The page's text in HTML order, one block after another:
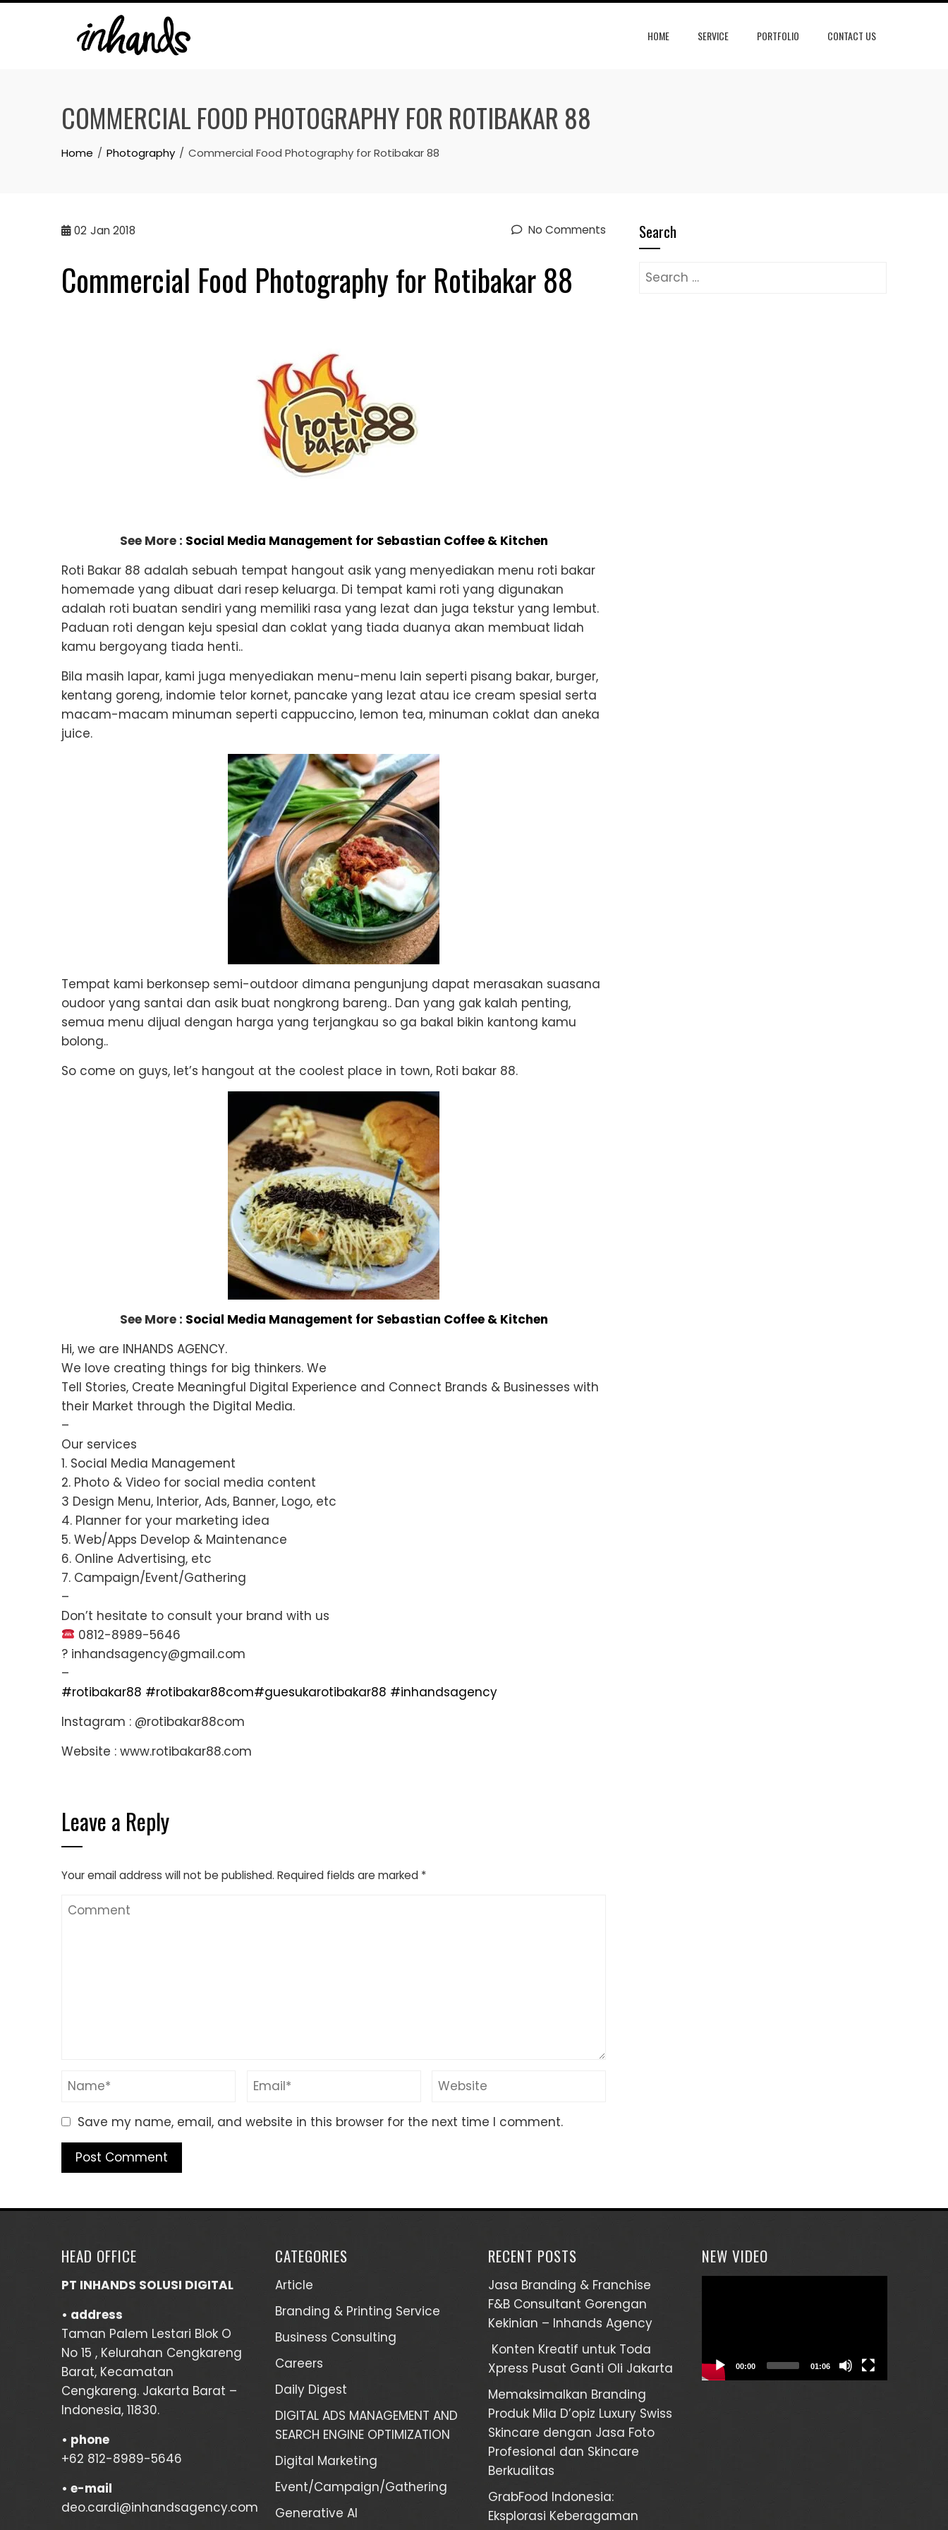
Skip
HOME SERVICE PORTFOLIO CONTACT US
COMMERCIAL FOOD PHOTOGRAPHY FOR ROTIBAKAR 88
Home Photography Commercial Food Photography for Rotibakar 88
02 Jan 2018 No Comments
Commercial Food Photography for Rotibakar 88
See More : Social Media Management for Sebastian Coffee & Kitchen
Roti Bakar 88 adalah sebuah tempat hangout asik yang menyediakan menu roti bakar
homemade yang dibuat dari resep keluarga. Di tempat kami roti yang digunakan
adalah roti buatan sendiri yang memiliki rasa yang lezat dan juga tekstur yang lembut.
Paduan roti dengan keju spesial dan coklat yang tiada duanya akan membuat lidah
kamu bergoyang tiada henti..
Bila masih lapar, kami juga menyediakan menu-menu lain seperti pisang bakar, burger,
kentang goreng, indomie telor kornet, pancake yang lezat atau ice cream spesial serta
macam-macam minuman seperti cappuccino, lemon tea, minuman coklat dan aneka
juice.
Tempat kami berkonsep semi-outdoor dimana pengunjung dapat merasakan suasana
oudoor yang santai dan asik buat nongkrong bareng.. Dan yang gak kalah penting,
semua menu dijual dengan harga yang terjangkau so ga bakal bikin kantong kamu
bolong..
So come on guys, let’s hangout at the coolest place in town, Roti bakar 88.
See More : Social Media Management for Sebastian Coffee & Kitchen
Hi, we are INHANDS AGENCY.
We love creating things for big thinkers. We
Tell Stories, Create Meaningful Digital Experience and Connect Brands & Businesses with
their Market through the Digital Media.
–
Our services
1. Social Media Management
2. Photo & Video for social media content
3 Design Menu, Interior, Ads, Banner, Logo, etc
4. Planner for your marketing idea
5. Web/Apps Develop & Maintenance
6. Online Advertising, etc
7. Campaign/Event/Gathering
–
Don’t hesitate to consult your brand with us
0812-8989-5646
? inhandsagency@gmail.com
–
#rotibakar88 #rotibakar88com#guesukarotibakar88 #inhandsagency
Instagram : @rotibakar88com
Website : www.rotibakar88.com
Leave a Reply
Your email address will not be published. Required fields are marked *
Save my name, email, and website in this browser for the next time I comment.
Search
Search
HEAD OFFICE
PT INHANDS SOLUSI DIGITAL
• address
Taman Palem Lestari Blok O
No 15 , Kelurahan Cengkareng
Barat, Kecamatan
Cengkareng. Jakarta Barat –
Indonesia, 11830.
• phone
+62 812-8989-5646
• e-mail
deo.cardi@inhandsagency.com
CATEGORIES
Article
Branding & Printing Service
Business Consulting
Careers
Daily Digest
DIGITAL ADS MANAGEMENT AND
SEARCH ENGINE OPTIMIZATION
Digital Marketing
Event/Campaign/Gathering
Generative AI
RECENT POSTS
Jasa Branding & Franchise
F&B Consultant Gorengan
Kekinian – Inhands Agency
Konten Kreatif untuk Toda
Xpress Pusat Ganti Oli Jakarta
Memaksimalkan Branding
Produk Mila D’opiz Luxury Swiss
Skincare dengan Jasa Foto
Profesional dan Skincare
Berkualitas
GrabFood Indonesia:
Eksplorasi Keberagaman
NEW VIDEO
00:00 01:06